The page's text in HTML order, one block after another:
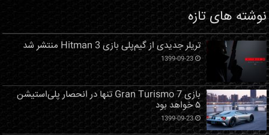
نوشته های تازه
تریلر جدیدی از گیم‌پلی بازی Hitman 3 منتشر شد
1399-09-23
بازی Gran Turismo 7 تنها در انحصار پلی‌استیشن
۵ خواهد بود
1399-09-23